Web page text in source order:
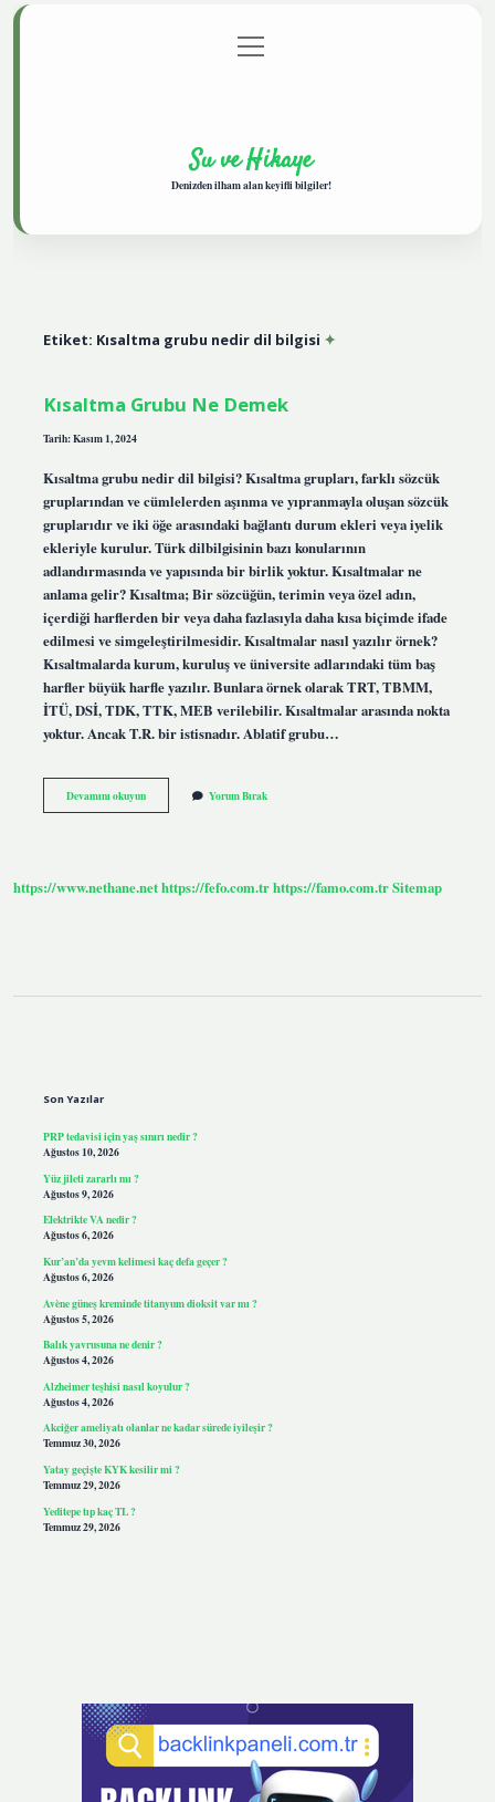
Gizlilik Politikası
menüyü
aç
Su ve Hikaye
Denizden ilham alan keyifli bilgiler!
Etiket: Kısaltma grubu nedir dil bilgisi
Kısaltma Grubu Ne Demek
Tarih: Kasım 1, 2024
Kısaltma grubu nedir dil bilgisi? Kısaltma grupları, farklı sözcük
gruplarından ve cümlelerden aşınma ve yıpranmayla oluşan sözcük
gruplarıdır ve iki öğe arasındaki bağlantı durum ekleri veya iyelik
ekleriyle kurulur. Türk dilbilgisinin bazı konularının
adlandırmasında ve yapısında bir birlik yoktur. Kısaltmalar ne
anlama gelir? Kısaltma; Bir sözcüğün, terimin veya özel adın,
içerdiği harflerden bir veya daha fazlasıyla daha kısa biçimde ifade
edilmesi ve simgeleştirilmesidir. Kısaltmalar nasıl yazılır örnek?
Kısaltmalarda kurum, kuruluş ve üniversite adlarındaki tüm baş
harfler büyük harfle yazılır. Bunlara örnek olarak TRT, TBMM,
İTÜ, DSİ, TDK, TTK, MEB verilebilir. Kısaltmalar arasında nokta
yoktur. Ancak T.R. bir istisnadır. Ablatif grubu…
Devamını okuyunKısaltma
Grubu
Yorum Bırak
https://www.nethane.nethttps://fefo.com.trhttps://famo.com.trSitemap
Son Yazılar
PRP tedavisi için yaş sınırı nedir ?
Ağustos 10, 2026
Yüz jileti zararlı mı ?
Ağustos 9, 2026
Elektrikte VA nedir ?
Ağustos 6, 2026
Kur’an’da yevm kelimesi kaç defa geçer ?
Ağustos 6, 2026
Avène güneş kreminde titanyum dioksit var mı ?
Ağustos 5, 2026
Balık yavrusuna ne denir ?
Ağustos 4, 2026
Alzheimer teşhisi nasıl koyulur ?
Ağustos 4, 2026
Akciğer ameliyatı olanlar ne kadar sürede iyileşir ?
Temmuz 30, 2026
Yatay geçişte KYK kesilir mi ?
Temmuz 29, 2026
Yeditepe tıp kaç TL ?
Temmuz 29, 2026